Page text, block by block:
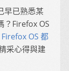
早已熟悉某
？Firefox OS
OS 都
采心得與建